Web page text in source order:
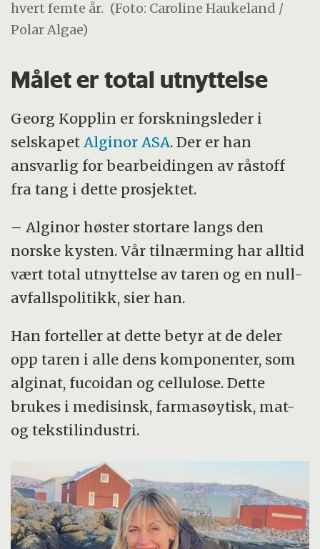
hvert femte år. (Foto: Caroline Haukeland /
Polar Algae)
Målet er total utnyttelse
Georg Kopplin er forskningsleder i
selskapet Alginor ASA. Der er han
ansvarlig for bearbeidingen av råstoff
fra tang i dette prosjektet.
– Alginor høster stortare langs den
norske kysten. Vår tilnærming har alltid
vært total utnyttelse av taren og en null-
avfallspolitikk, sier han.
Han forteller at dette betyr at de deler
opp taren i alle dens komponenter, som
alginat, fucoidan og cellulose. Dette
brukes i medisinsk, farmasøytisk, mat-
og tekstilindustri.